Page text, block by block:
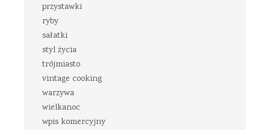
przystawki
ryby
sałatki
styl życia
trójmiasto
vintage cooking
warzywa
wielkanoc
wpis komercyjny